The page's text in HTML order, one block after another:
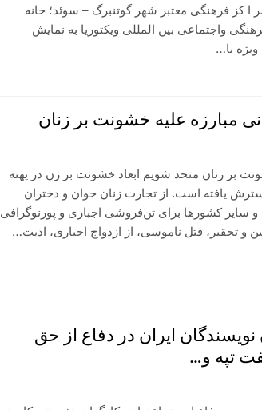
کز فرهنگی معتبر شهر گوتنبرگ – سوئد؛ خانه
واجتماعی بین المللی ویکتوریا به نمایش
با…
مبارزه علیه خشونت بر زنان
بر زنان متحد شويم ابعاد خشونت بر زن در پهنه
یافته است. از تجارت زنان جوان و دختران
سایر کشورها برای تن‌فروشی اجباری و پورنوگرافی
و تحقیر، قتل ناموسی، از ازدواج اجباری، اذیت…
نویسندگان ایران در دفاع از حق
تپه و…